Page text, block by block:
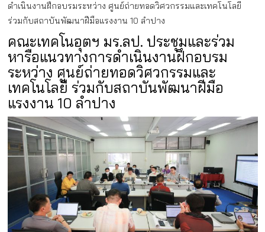
ดำเนินงานฝึกอบรมระหว่าง ศูนย์ถ่ายทอดวิศวกรรมและเทคโนโลยี
ร่วมกับสถาบันพัฒนาฝีมือแรงงาน 10 ลำปาง
คณะเทคโนอุตฯ มร.ลป. ประชุมและร่วม
หารือแนวทางการดำเนินงานฝึกอบรม
ระหว่าง ศูนย์ถ่ายทอดวิศวกรรมและ
เทคโนโลยี ร่วมกับสถาบันพัฒนาฝีมือ
แรงงาน 10 ลำปาง